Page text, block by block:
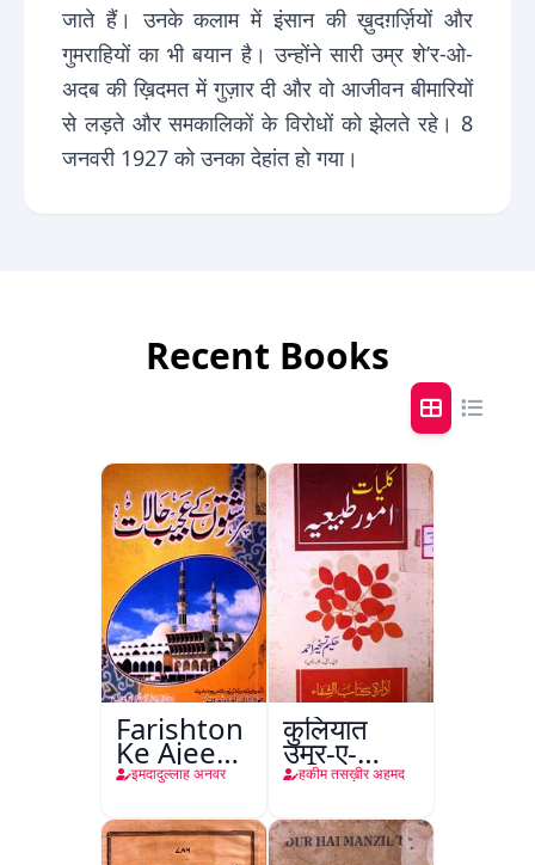
जाते हैं। उनके कलाम में इंसान की ख़ुदग़र्ज़ियों और
गुमराहियों का भी बयान है। उन्होंने सारी उम्र शे’र-ओ-
अदब की ख़िदमत में गुज़ार दी और वो आजीवन बीमारियों
से लड़ते और समकालिकों के विरोधों को झेलते रहे। 8
जनवरी 1927 को उनका देहांत हो गया।
Recent Books
Farishton
Ke Ajeeb
Halat
इमदादुल्लाह अनवर
कुलियात
उमूर-ए-
तबीइया
हकीम तसख़ीर अहमद